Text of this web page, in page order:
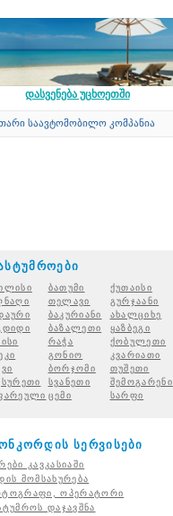
დასვენება უცხოეთში
კომპანია
ბათუმი
ქუთაისი
თელავი
გურჯაანი
ბაკურიანი ახალციხე
ბაზალეთი
ყაზბეგი
რაჭა
ქობულეთი
გონიო
კვარიათი
ბორჯომი
თუშეთი
სვანეთი
შემოგარენი
ცემი სარფი
სერვისები
კავკასიაში
მომსახურება
ოპერატორი
დაჯავშნა